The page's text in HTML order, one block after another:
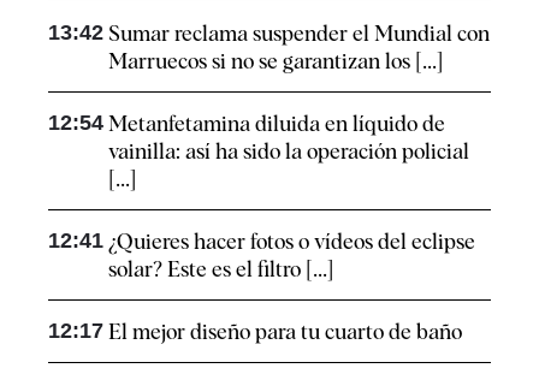
13:42 Sumar reclama suspender el Mundial con
Marruecos si no se garantizan los [...]
12:54 Metanfetamina diluida en líquido de
vainilla: así ha sido la operación policial
[...]
12:41 ¿Quieres hacer fotos o vídeos del eclipse
solar? Este es el filtro [...]
12:17 El mejor diseño para tu cuarto de baño